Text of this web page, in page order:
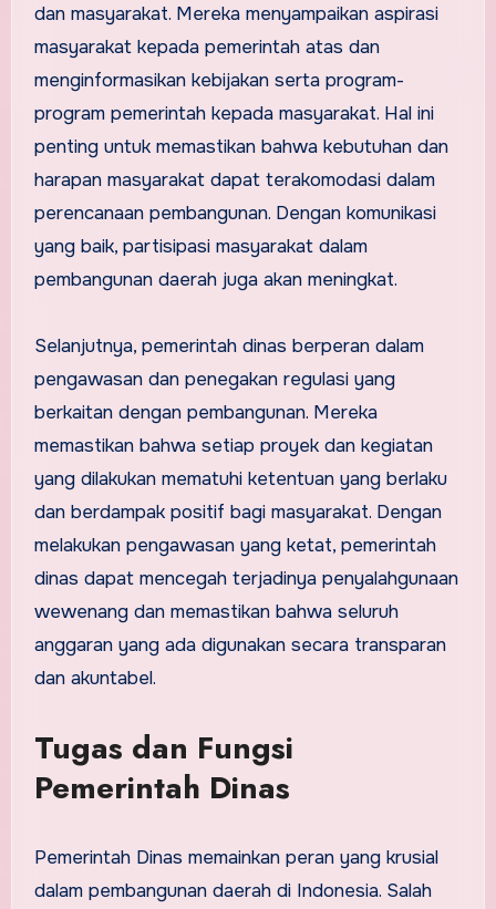
dan masyarakat. Mereka menyampaikan aspirasi
masyarakat kepada pemerintah atas dan
menginformasikan kebijakan serta program-
program pemerintah kepada masyarakat. Hal ini
penting untuk memastikan bahwa kebutuhan dan
harapan masyarakat dapat terakomodasi dalam
perencanaan pembangunan. Dengan komunikasi
yang baik, partisipasi masyarakat dalam
pembangunan daerah juga akan meningkat.
Selanjutnya, pemerintah dinas berperan dalam
pengawasan dan penegakan regulasi yang
berkaitan dengan pembangunan. Mereka
memastikan bahwa setiap proyek dan kegiatan
yang dilakukan mematuhi ketentuan yang berlaku
dan berdampak positif bagi masyarakat. Dengan
melakukan pengawasan yang ketat, pemerintah
dinas dapat mencegah terjadinya penyalahgunaan
wewenang dan memastikan bahwa seluruh
anggaran yang ada digunakan secara transparan
dan akuntabel.
Tugas dan Fungsi
Pemerintah Dinas
Pemerintah Dinas memainkan peran yang krusial
dalam pembangunan daerah di Indonesia. Salah